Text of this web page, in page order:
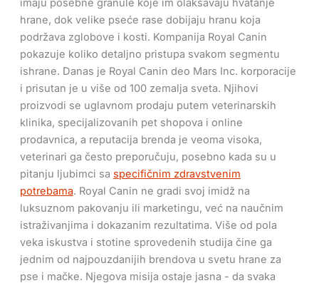
imaju posebne granule koje im olakšavaju hvatanje
hrane, dok velike pseće rase dobijaju hranu koja
podržava zglobove i kosti. Kompanija Royal Canin
pokazuje koliko detaljno pristupa svakom segmentu
ishrane. Danas je Royal Canin deo Mars Inc. korporacije
i prisutan je u više od 100 zemalja sveta. Njihovi
proizvodi se uglavnom prodaju putem veterinarskih
klinika, specijalizovanih pet shopova i online
prodavnica, a reputacija brenda je veoma visoka,
veterinari ga često preporučuju, posebno kada su u
pitanju ljubimci sa specifičnim zdravstvenim
potrebama. Royal Canin ne gradi svoj imidž na
luksuznom pakovanju ili marketingu, već na naučnim
istraživanjima i dokazanim rezultatima. Više od pola
veka iskustva i stotine sprovedenih studija čine ga
jednim od najpouzdanijih brendova u svetu hrane za
pse i mačke. Njegova misija ostaje jasna - da svaka